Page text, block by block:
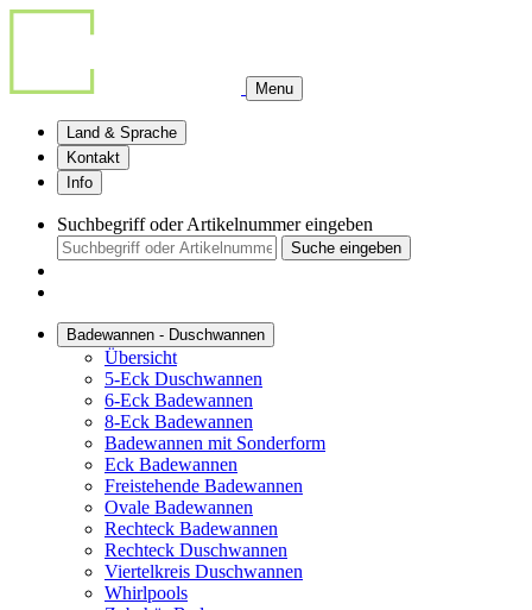
Menu
Land & Sprache
Kontakt
Info
Suchbegriff oder Artikelnummer eingeben
Suche eingeben
Badewannen - Duschwannen
Übersicht
5-Eck Duschwannen
6-Eck Badewannen
8-Eck Badewannen
Badewannen mit Sonderform
Eck Badewannen
Freistehende Badewannen
Ovale Badewannen
Rechteck Badewannen
Rechteck Duschwannen
Viertelkreis Duschwannen
Whirlpools